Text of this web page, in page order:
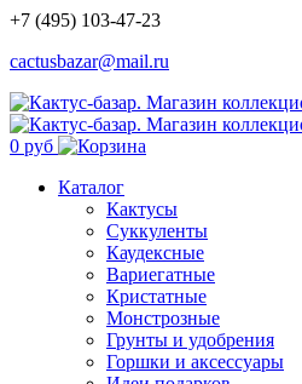
+7 (495) 103-47-23
cactusbazar@mail.ru
0 руб
Каталог
Кактусы
Суккуленты
Каудексные
Вариегатные
Кристатные
Монстрозные
Грунты и удобрения
Горшки и аксессуары